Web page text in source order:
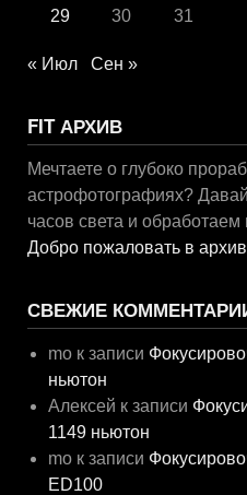
29
30 31
« Июл Сен »
FIT АРХИВ
Мечтаете о глубоко
астрофотографиях?
часов света и обработаем
Добро пожаловать в
СВЕЖИЕ
mo к записи
ньютон
Алексей к записи
1149 ньютон
mo к записи
ED100